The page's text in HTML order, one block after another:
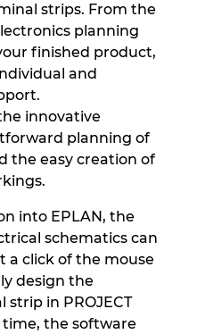
strips. From the
planning
finished product,
and
innovative
planning of
the easy creation of
into EPLAN, the
schematics can
a click of the mouse
design the
in PROJECT
the software